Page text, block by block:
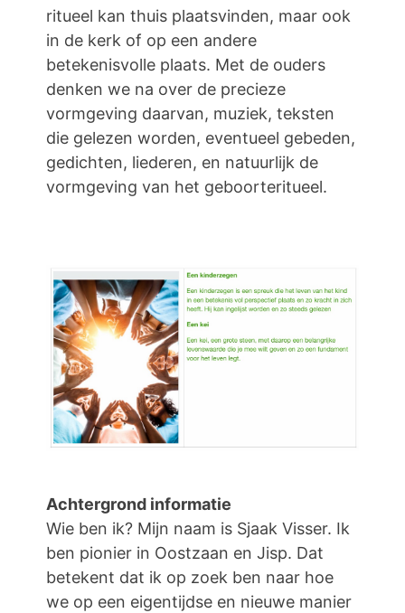
ritueel kan thuis plaatsvinden, maar ook
in de kerk of op een andere
betekenisvolle plaats. Met de ouders
denken we na over de precieze
vormgeving daarvan, muziek, teksten
die gelezen worden, eventueel gebeden,
gedichten, liederen, en natuurlijk de
vormgeving van het geboorteritueel.
Achtergrond informatie
Wie ben ik? Mijn naam is Sjaak Visser. Ik
ben pionier in Oostzaan en Jisp. Dat
betekent dat ik op zoek ben naar hoe
we op een eigentijdse en nieuwe manier